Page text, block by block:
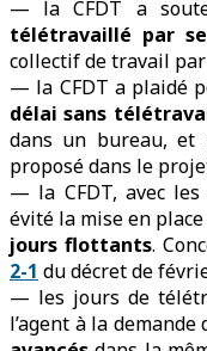
— la CFDT a
télétravaillé par
collectif de travail
— la CFDT a plaidé
délai sans
dans un bureau, et
proposé dans le
— la CFDT, avec
évité la mise en
jours flottants.
2-1 du décret de
— les jours de
l’agent à la